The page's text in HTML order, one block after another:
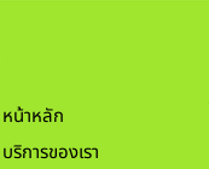
หน้าหลัก
บริการของเรา